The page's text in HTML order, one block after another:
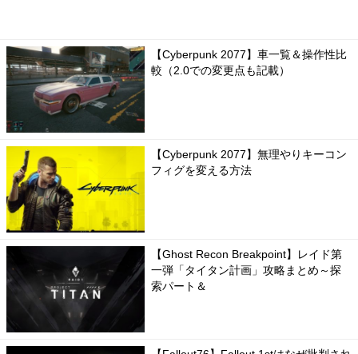
【Cyberpunk 2077】車一覧＆操作性比
較（2.0での変更点も記載）
【Cyberpunk 2077】無理やりキーコン
フィグを変える方法
【Ghost Recon Breakpoint】レイド第
一弾「タイタン計画」攻略まとめ～探
索パート＆